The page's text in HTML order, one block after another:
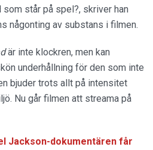
står på spel?, skriver han
någonting av substans i filmen.
är inte klockren, men kan
underhållning för den som inte
bjuder trots allt på intensitet
Nu går filmen att streama på
Jackson-dokumentären får